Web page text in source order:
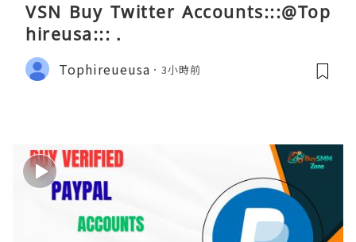
VSN Buy Twitter Accounts:::@Top
hireusa::: .
Tophireueusa 3小時前